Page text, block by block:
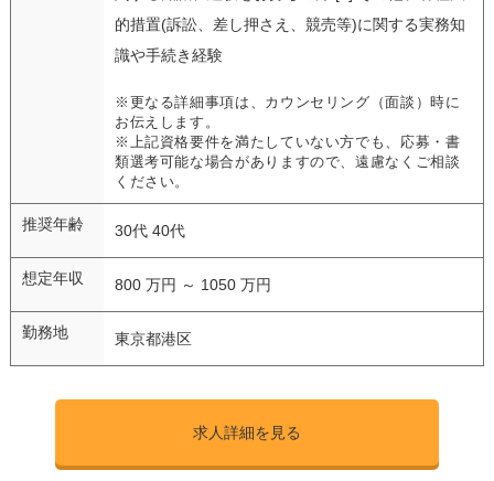
的措置(訴訟、差し押さえ、競売等)に関する実務知
識や手続き経験
※更なる詳細事項は、カウンセリング（面談）時に
お伝えします。
※上記資格要件を満たしていない方でも、応募・書
類選考可能な場合がありますので、遠慮なくご相談
ください。
推奨年齢 30代 40代
想定年収 800 万円 ～ 1050 万円
勤務地 東京都港区
求人詳細を見る